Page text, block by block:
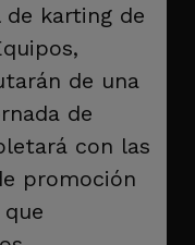
karting de
de una
de
con las
promoción